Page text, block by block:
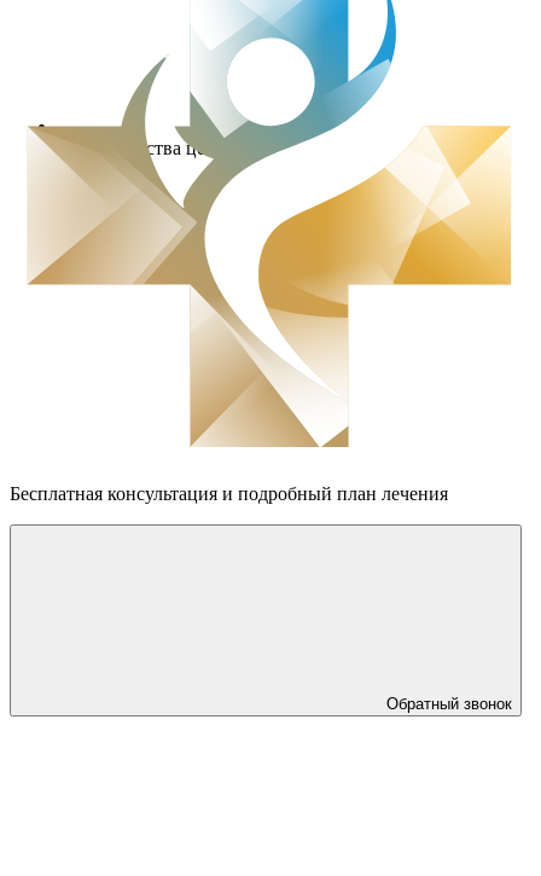
Преимущества центра
Бесплатная консультация и подробный план лечения
Обратный звонок